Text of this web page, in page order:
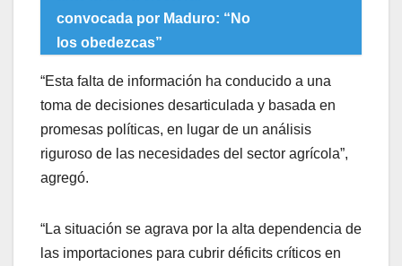
convocada por Maduro: “No
los obedezcas”
“Esta falta de información ha conducido a una
toma de decisiones desarticulada y basada en
promesas políticas, en lugar de un análisis
riguroso de las necesidades del sector agrícola”,
agregó.
“La situación se agrava por la alta dependencia de
las importaciones para cubrir déficits críticos en